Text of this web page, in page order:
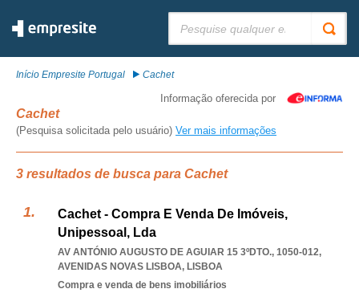
Início Empresite Portugal Cachet
Informação oferecida por
Cachet
(Pesquisa solicitada pelo usuário) Ver mais informações
3 resultados de busca para Cachet
Cachet - Compra E Venda De Imóveis,
Unipessoal, Lda
AV ANTÓNIO AUGUSTO DE AGUIAR 15 3ºDTO., 1050-012,
AVENIDAS NOVAS LISBOA, LISBOA
Compra e venda de bens imobiliários